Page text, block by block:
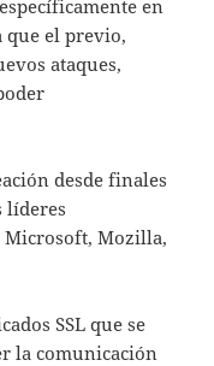
en
que el previo,
ataques,
desde finales
líderes
Microsoft, Mozilla,
SSL que se
la comunicación